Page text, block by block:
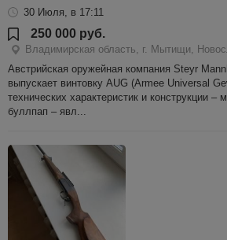
30 Июля, в 17:11
250 000 руб.
Владимирская область, г. Мытищи,
Австрийская оружейная компания Steyr
выпускает винтовку AUG (Armee Universal
технических характеристик и конструкции
буллпап – явл...